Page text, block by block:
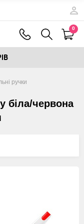
0
ручки
біла/червона